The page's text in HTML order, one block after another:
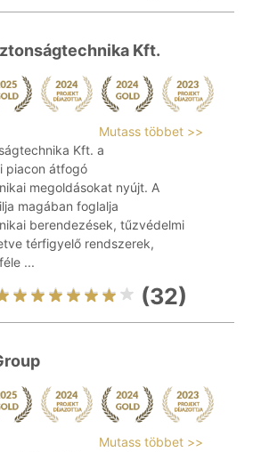
Kft.
Mutass többet >>
Kft. a
piacon átfogó
megoldásokat nyújt. A
magában foglalja
berendezések, tűzvédelmi
térfigyelő rendszerek,
...
(32)
Mutass többet >>